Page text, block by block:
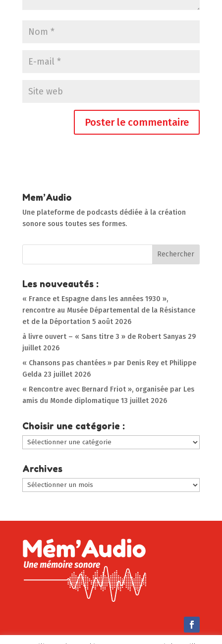
Mem’Audio
Une plateforme de podcasts dédiée à la création
sonore sous toutes ses formes.
Les nouveautés :
« France et Espagne dans les années 1930 »,
rencontre au Musée Départemental de la Résistance
et de la Déportation 5 août 2026
à livre ouvert – « Sans titre 3 » de Robert Sanyas 29
juillet 2026
« Chansons pas chantées » par Denis Rey et Philippe
Gelda 23 juillet 2026
« Rencontre avec Bernard Friot », organisée par Les
amis du Monde diplomatique 13 juillet 2026
Choisir une catégorie :
Choisir
une
catégorie
:
Archives
Archives